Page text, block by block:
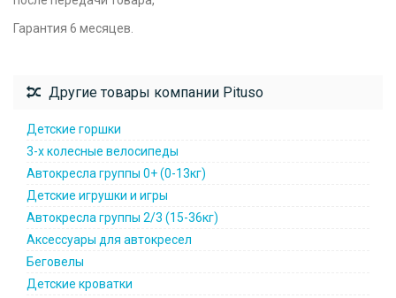
Гарантия 6 месяцев.
Другие товары компании Pituso
Детские горшки
3-х колесные велосипеды
Автокресла группы 0+ (0-13кг)
Детские игрушки и игры
Автокресла группы 2/3 (15-36кг)
Аксессуары для автокресел
Беговелы
Детские кроватки